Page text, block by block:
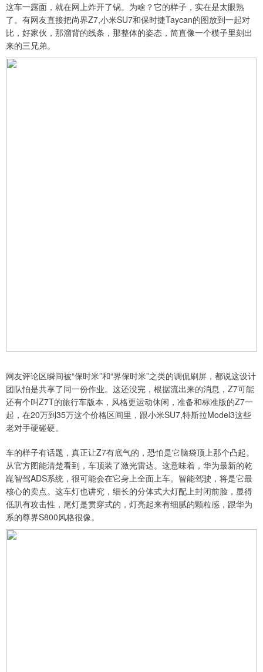
这车一露面，就在网上炸开了锅。为啥？它的样子，实在是太眼熟
了。有网友直接把尚界Z7,小米SU7和保时捷Taycan的图放到一起对
比，好家伙，那溜背的线条，那整体的姿态，简直像一个模子里刻出
来的三兄弟。
网友评论区瞬间被“保时米”和“界保时米”之类的调侃刷屏，都说这设计
团队怕是共享了同一份作业。这还没完，根据流出来的消息，Z7可能
还有个叫Z7T的旅行车版本，风格更运动休闲，准备和标准版的Z7一
起，在20万到35万这个价格区间里，跟小米SU7,特斯拉Model3这些
老对手硬碰硬。
车的样子有话题，真正让Z7有底气的，恐怕是它脑袋顶上那个凸起。
从官方图能清楚看到，车顶装了激光雷达。这意味着，华为最新的乾
崑智驾ADS系统，很可能会在它身上全面上车。智能驾驶，将是它最
核心的卖点。这车灯也讲究，细长的分体式大灯配上封闭前脸，显得
低趴有攻击性，尾灯是贯穿式的，灯亮起来有细腻的颗粒感，跟华为
系的尊界S800风格很像。